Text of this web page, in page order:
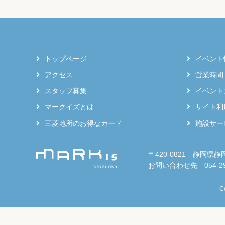
トップページ
アクセス
スタッフ募集
マークイズとは
三菱地所のお得なカード
イベン
営業時間
イベン
サイト
施設サー
〒420-0821 静岡県静
お問い合わせ先 054-